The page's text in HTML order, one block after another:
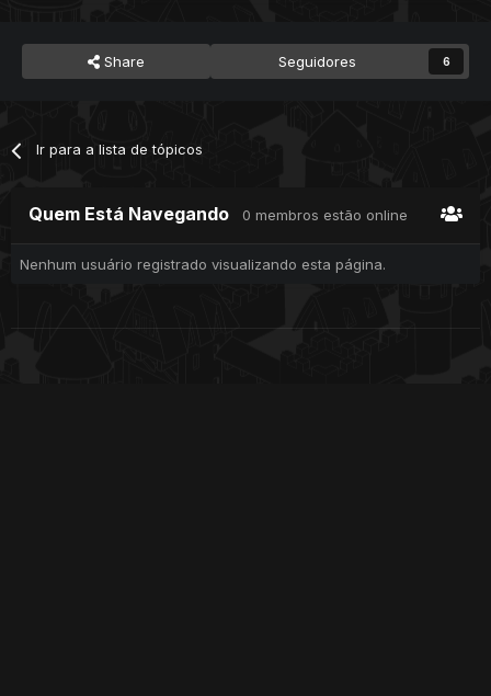
Share Seguidores 6
Ir para a lista de tópicos
Quem Está Navegando 0 membros estão online
Nenhum usuário registrado visualizando esta página.